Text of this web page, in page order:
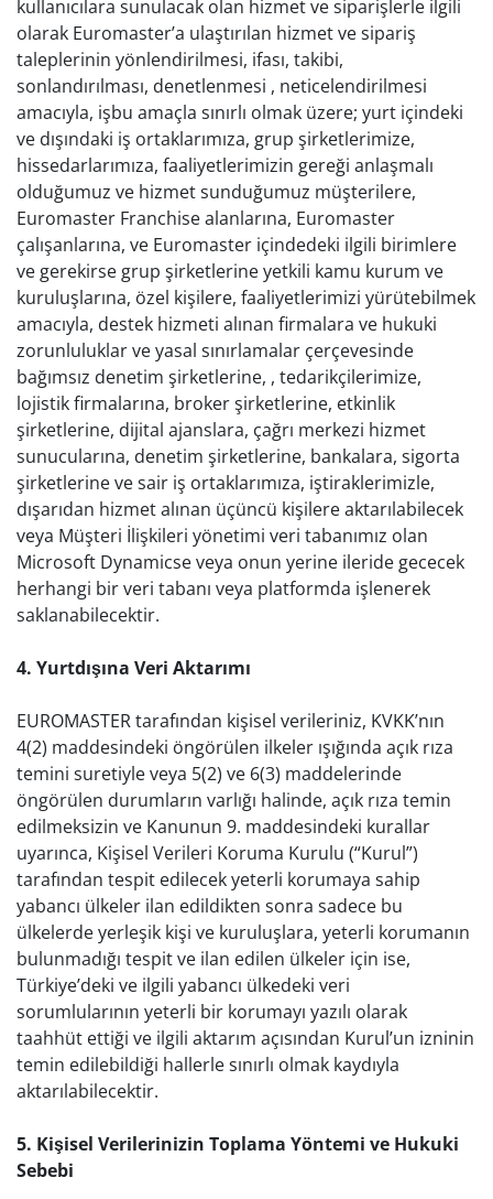
kullanıcılara sunulacak olan hizmet ve siparişlerle ilgili
olarak Euromaster’a ulaştırılan hizmet ve sipariş
taleplerinin yönlendirilmesi, ifası, takibi,
sonlandırılması, denetlenmesi , neticelendirilmesi
amacıyla, işbu amaçla sınırlı olmak üzere; yurt içindeki
ve dışındaki iş ortaklarımıza, grup şirketlerimize,
hissedarlarımıza, faaliyetlerimizin gereği anlaşmalı
olduğumuz ve hizmet sunduğumuz müşterilere,
Euromaster Franchise alanlarına, Euromaster
çalışanlarına, ve Euromaster içindedeki ilgili birimlere
ve gerekirse grup şirketlerine yetkili kamu kurum ve
kuruluşlarına, özel kişilere, faaliyetlerimizi yürütebilmek
amacıyla, destek hizmeti alınan firmalara ve hukuki
zorunluluklar ve yasal sınırlamalar çerçevesinde
bağımsız denetim şirketlerine, , tedarikçilerimize,
lojistik firmalarına, broker şirketlerine, etkinlik
şirketlerine, dijital ajanslara, çağrı merkezi hizmet
sunucularına, denetim şirketlerine, bankalara, sigorta
şirketlerine ve sair iş ortaklarımıza, iştiraklerimizle,
dışarıdan hizmet alınan üçüncü kişilere aktarılabilecek
veya Müşteri İlişkileri yönetimi veri tabanımız olan
Microsoft Dynamicse veya onun yerine ileride gececek
herhangi bir veri tabanı veya platformda işlenerek
saklanabilecektir.
4. Yurtdışına Veri Aktarımı
EUROMASTER tarafından kişisel verileriniz, KVKK’nın
4(2) maddesindeki öngörülen ilkeler ışığında açık rıza
temini suretiyle veya 5(2) ve 6(3) maddelerinde
öngörülen durumların varlığı halinde, açık rıza temin
edilmeksizin ve Kanunun 9. maddesindeki kurallar
uyarınca, Kişisel Verileri Koruma Kurulu (“Kurul”)
tarafından tespit edilecek yeterli korumaya sahip
yabancı ülkeler ilan edildikten sonra sadece bu
ülkelerde yerleşik kişi ve kuruluşlara, yeterli korumanın
bulunmadığı tespit ve ilan edilen ülkeler için ise,
Türkiye’deki ve ilgili yabancı ülkedeki veri
sorumlularının yeterli bir korumayı yazılı olarak
taahhüt ettiği ve ilgili aktarım açısından Kurul’un izninin
temin edilebildiği hallerle sınırlı olmak kaydıyla
aktarılabilecektir.
5. Kişisel Verilerinizin Toplama Yöntemi ve Hukuki
Sebebi